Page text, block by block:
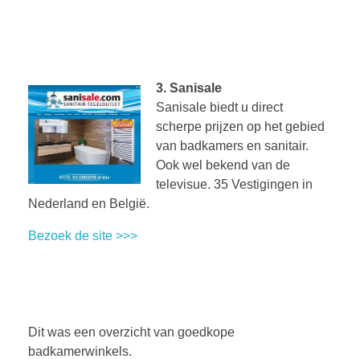
3.Sanisale
Sanisale biedt u direct
scherpe prijzen op het gebied
van badkamers en sanitair.
Ook wel bekend van de
televisue. 35 Vestigingen in
Nederland en België.
Bezoek de site >>>
Dit was een overzicht van goedkope
badkamerwinkels.